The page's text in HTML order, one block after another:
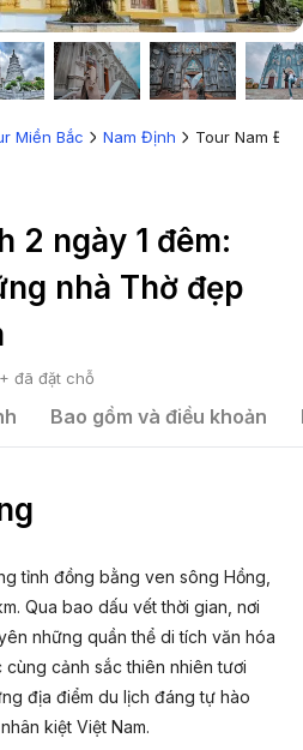
Miền Bắc Nam Định Tour Nam
2 ngày 1 đêm:
nhà Thờ đẹp
+ đã đặt chỗ
Bao gồm và điều khoản
tỉnh đồng bằng ven sông Hồng,
Qua bao dấu vết thời gian, nơi
những quần thể di tích văn hóa
cảnh sắc thiên nhiên tươi
địa điểm du lịch đáng tự hào
kiệt Việt Nam.